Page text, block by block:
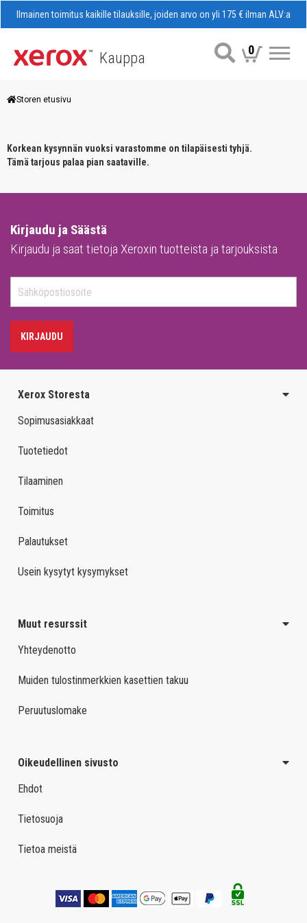
Ilmainen toimitus kaikille tilauksille, joiden arvo on yli 175 € ilman ALV:a
Kauppa 0
Storen etusivu
Korkean kysynnän vuoksi varastomme on tilapäisesti tyhjä.
Tämä tarjous palaa pian saataville.
Kirjaudu ja Säästä
Kirjaudu ja saat tietoja Xeroxin tuotteista ja tarjouksista
KIRJAUDU
Xerox Storesta
Sopimusasiakkaat
Tuotetiedot
Tilaaminen
Toimitus
Palautukset
Usein kysytyt kysymykset
Muut resurssit
Yhteydenotto
Muiden tulostinmerkkien kasettien takuu
Peruutuslomake
Oikeudellinen sivusto
Ehdot
Tietosuoja
Tietoa meistä